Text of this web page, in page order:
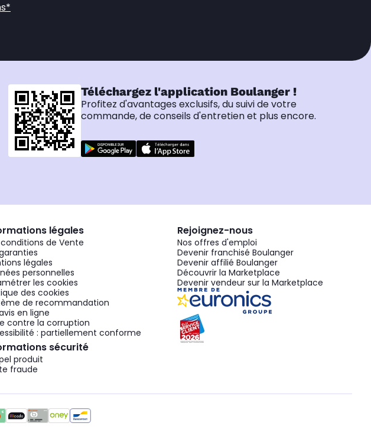
Téléchargez l'application Boulanger !
Profitez d'avantages exclusifs, du suivi de votre
commande, de conseils d'entretien et plus encore.
légales
conditions de Vente
légales
personnelles
les cookies
des cookies
de recommandation
en ligne
contre la corruption
: partiellement conforme
sécurité
produit
fraude
Rejoignez-nous
Nos offres d'emploi
Devenir franchisé Boulanger
Devenir affilié Boulanger
Découvrir la Marketplace
Devenir vendeur sur la Marketplace